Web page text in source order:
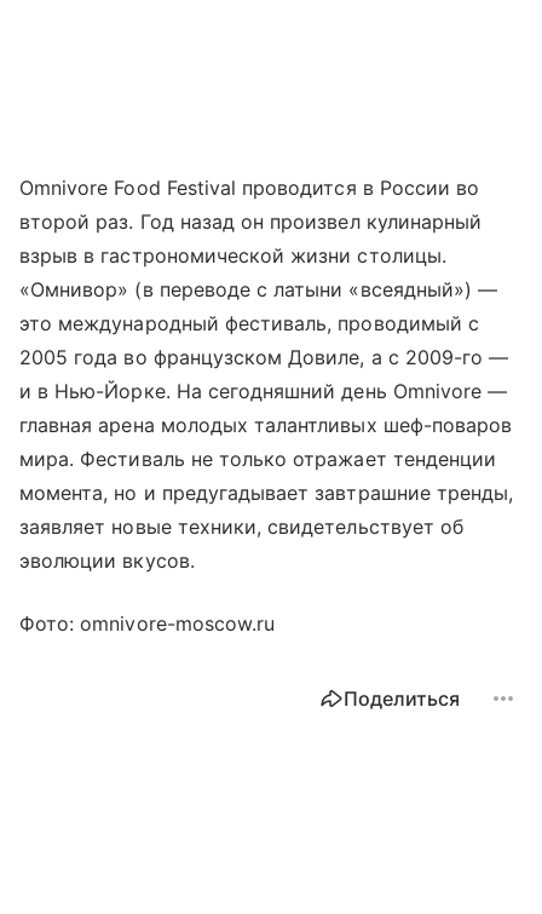
Omnivore Food Festival проводится в России во
второй раз. Год назад он произвел кулинарный
взрыв в гастрономической жизни столицы.
«Омнивор» (в переводе с латыни «всеядный») —
это международный фестиваль, проводимый с
2005 года во французском Довиле, а с 2009-го —
и в Нью-Йорке. На сегодняшний день Omnivore —
главная арена молодых талантливых шеф-поваров
мира. Фестиваль не только отражает тенденции
момента, но и предугадывает завтрашние тренды,
заявляет новые техники, свидетельствует об
эволюции вкусов.
Фото: omnivore-moscow.ru
Поделиться